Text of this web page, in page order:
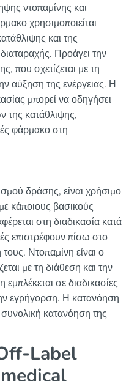
ντοπαμίνης και
χρησιμοποιείται
και της
Προάγει την
που σχετίζεται με τη
αύξηση της ενέργειας. Η
μπορεί να οδηγήσει
κατάθλιψης,
φάρμακο στη
δράσης, είναι χρήσιμο
κάποιους βασικούς
στη διαδικασία κατά
επιστρέφουν πίσω στο
τους. Ντοπαμίνη είναι ο
με τη διάθεση και την
εμπλέκεται σε διαδικασίες
εγρήγορση. Η κατανόηση
κατανόηση της
Label